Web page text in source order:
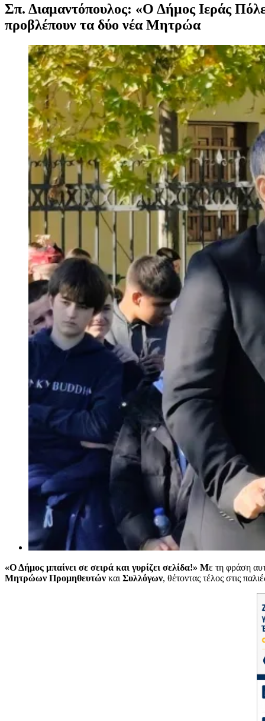
Σπ. Διαμαντόπουλος: «Ο Δήμος Ιεράς
προβλέπουν τα δύο νέα Μητρώα
Προβολή
μεγαλύτερης
εικόνας
«Ο Δήμος μπαίνει σε σειρά και γυρίζει σελίδα!» Με τη φράση
Μητρώων Προμηθευτών και Συλλόγων, θέτοντας τέλος στις